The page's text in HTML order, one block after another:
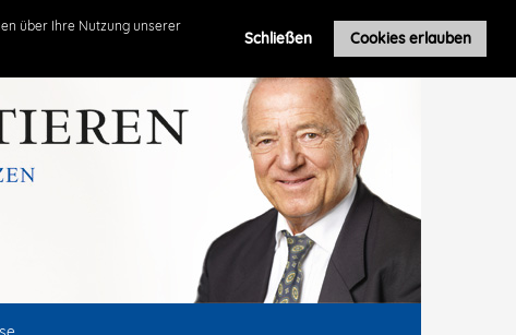
über Ihre Nutzung unserer
Schließen Cookies erlauben
Roland Leuschel